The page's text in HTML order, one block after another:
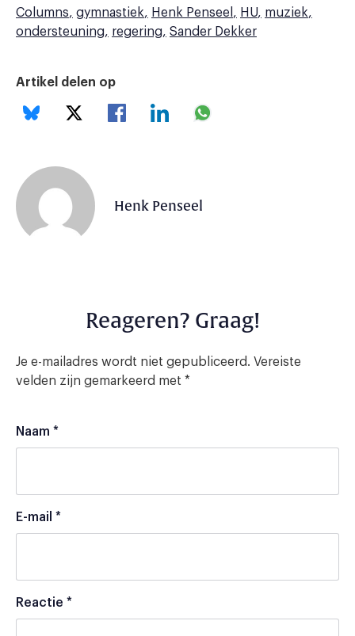
Columns
gymnastiek Henk Penseel HU
muziek
ondersteuning
regering Sander Dekker
Artikel delen op
Henk Penseel
Reageren? Graag!
Je e-mailadres wordt niet gepubliceerd. Vereiste
velden zijn gemarkeerd met *
Naam *
E-mail *
Reactie *